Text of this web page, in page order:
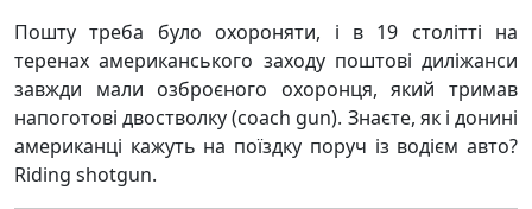
Пошту треба було охороняти, і в 19 столітті на
теренах американського заходу поштові диліжанси
завжди мали озброєного охоронця, який тримав
напоготові двостволку (coach gun). Знаєте, як і донині
американці кажуть на поїздку поруч із водієм авто?
Riding shotgun.